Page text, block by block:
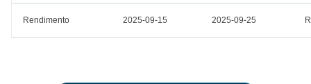
Rendimento 2025-09-15 2025-09-25